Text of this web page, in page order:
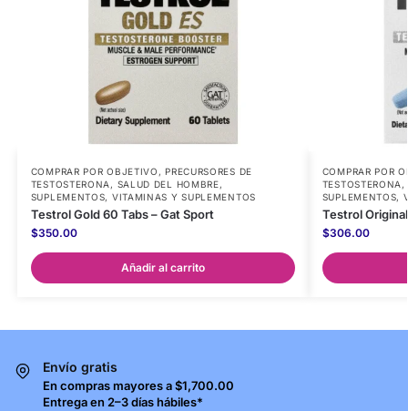
COMPRAR POR OBJETIVO ,PRECURSORES DE
TESTOSTERONA , SALUD DEL HOMBRE,
SUPLEMENTOS, VITAMINAS Y SUPLEMENTOS
Testrol Gold 60 Tabs – Gat Sport
$350.00
Añadir al carrito
COMPRAR POR
TESTOSTERONA ,
SUPLEMENTOS,
Testrol
$306.00
Envío gratis
En compras mayores a $1,700.00
Entrega en 2–3 días hábiles*